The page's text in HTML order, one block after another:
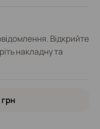
Відкрийте
накладну та